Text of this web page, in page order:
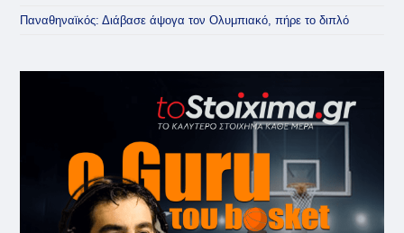
Παναθηναϊκός: Διάβασε άψογα τον Ολυμπιακό, πήρε το διπλό